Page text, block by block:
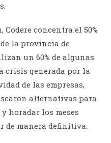
concentra el 50%
la provincia de
un 60% de algunas
crisis generada por la
de las empresas,
alternativas para
horadar los meses
de manera definitiva.